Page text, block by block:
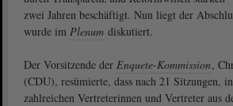
zwei Jahren beschäftigt. Nun liegt der
wurde im Plenum diskutiert.
Der Vorsitzende der Enquete-Kommission,
(CDU), resümierte, dass nach 21 Sitzungen,
zahlreichen Vertreterinnen und Vertreter aus